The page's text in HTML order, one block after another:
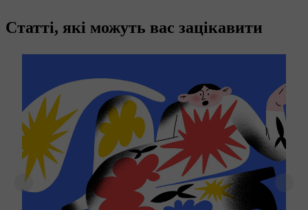
Статті, які можуть вас зацікавити